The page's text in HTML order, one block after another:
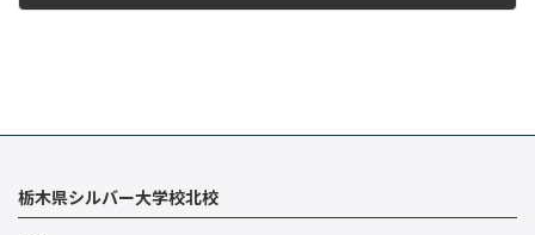
栃木県シルバー大学校北校